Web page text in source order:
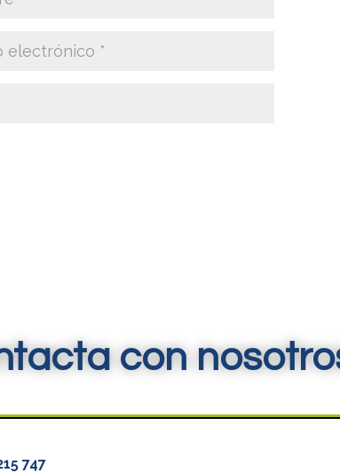
con
747